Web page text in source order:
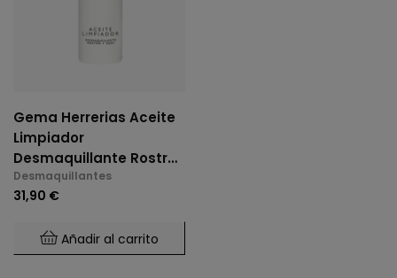
Gema Herrerias Aceite
Limpiador
Desmaquillante Rostro
Y Ojos 150ml
Desmaquillantes
31,90 €
Añadir al carrito